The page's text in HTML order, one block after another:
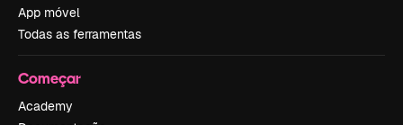
App móvel
Todas as ferramentas
Começar
Academy